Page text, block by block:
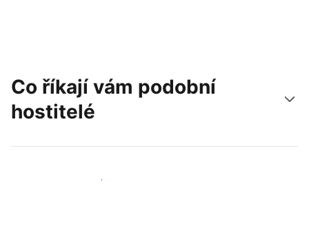
Co říkají vám podobní
hostitelé
Připojit se k dalším hostitelům